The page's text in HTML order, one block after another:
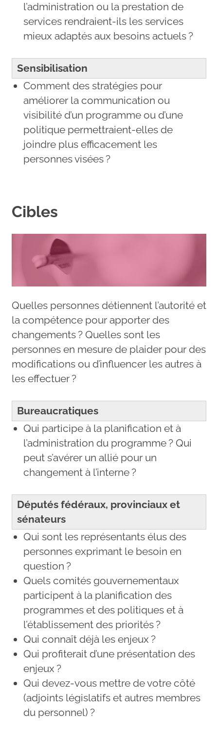
l’administration ou la prestation de
services rendraient-ils les services
mieux adaptés aux besoins actuels ?
Sensibilisation
Comment des stratégies pour
améliorer la communication ou
visibilité d’un programme ou d’une
politique permettraient-elles de
joindre plus efficacement les
personnes visées ?
Cibles
Quelles personnes détiennent l’autorité et
la compétence pour apporter des
changements ? Quelles sont les
personnes en mesure de plaider pour des
modifications ou d’influencer les autres à
les effectuer ?
Bureaucratiques
Qui participe à la planification et à
l’administration du programme ? Qui
peut s’avérer un allié pour un
changement à l’interne ?
Députés fédéraux, provinciaux et
sénateurs
Qui sont les représentants élus des
personnes exprimant le besoin en
question ?
Quels comités gouvernementaux
participent à la planification des
programmes et des politiques et à
l’établissement des priorités ?
Qui connaît déjà les enjeux ?
Qui profiterait d’une présentation des
enjeux ?
Qui devez-vous mettre de votre côté
(adjoints législatifs et autres membres
du personnel) ?